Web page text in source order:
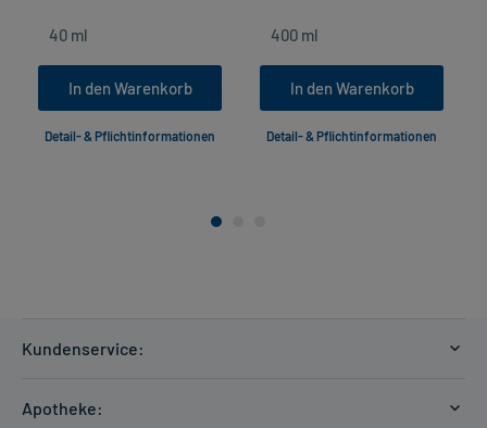
In den Warenkorb
Detail- & Pflichtinformationen
In den Warenkorb
Detail- & Pflichtinformationen
Kundenservice:
Zahlungsarten
Apotheke: